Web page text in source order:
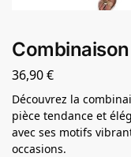
36,90€
Découvrez la
pièce tendance et
avec ses motifs
occasions.